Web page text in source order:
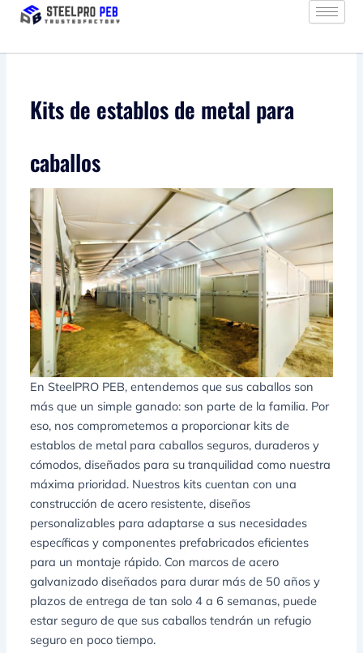
Kits de establos de metal para
caballos
En SteelPRO PEB, entendemos que sus caballos son
más que un simple ganado: son parte de la familia. Por
eso, nos comprometemos a proporcionar kits de
establos de metal para caballos seguros, duraderos y
cómodos, diseñados para su tranquilidad como nuestra
máxima prioridad. Nuestros kits cuentan con una
construcción de acero resistente, diseños
personalizables para adaptarse a sus necesidades
específicas y componentes prefabricados eficientes
para un montaje rápido. Con marcos de acero
galvanizado diseñados para durar más de 50 años y
plazos de entrega de tan solo 4 a 6 semanas, puede
estar seguro de que sus caballos tendrán un refugio
seguro en poco tiempo.